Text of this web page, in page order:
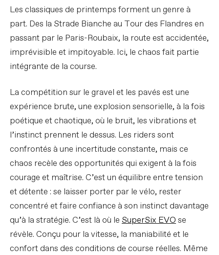
Les classiques de printemps forment un genre à
part. Des la Strade Bianche au Tour des Flandres en
passant par le Paris-Roubaix, la route est accidentée,
imprévisible et impitoyable. Ici, le chaos fait partie
intégrante de la course.
La compétition sur le gravel et les pavés est une
expérience brute, une explosion sensorielle, à la fois
poétique et chaotique, où le bruit, les vibrations et
l’instinct prennent le dessus. Les riders sont
confrontés à une incertitude constante, mais ce
chaos recèle des opportunités qui exigent à la fois
courage et maîtrise. C’est un équilibre entre tension
et détente : se laisser porter par le vélo, rester
concentré et faire confiance à son instinct davantage
qu’à la stratégie. C’est là où le SuperSix EVO se
révèle. Conçu pour la vitesse, la maniabilité et le
confort dans des conditions de course réelles. Même